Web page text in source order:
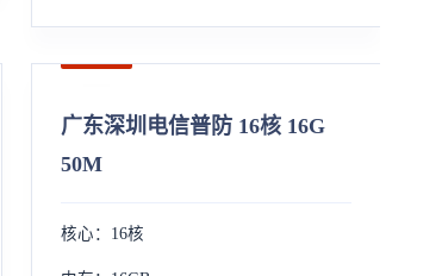
广东深圳电信普防 16核 16G
50M
核心：16核